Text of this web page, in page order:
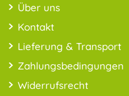
Über uns
Kontakt
Lieferung & Transport
Zahlungsbedingungen
Widerrufsrecht